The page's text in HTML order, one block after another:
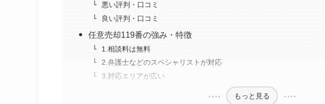
悪い評判・口コミ
良い評判・口コミ
任意売却119番の強み・特徴
1.相談料は無料
2.弁護士などのスペシャリストが対応
3.対応エリアが広い
もっと見る